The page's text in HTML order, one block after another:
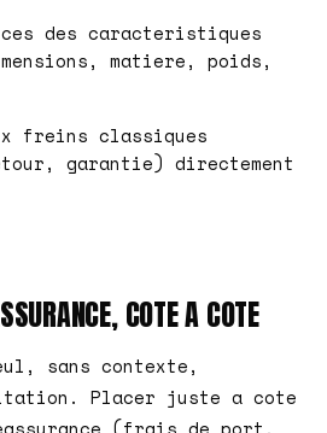
des caracteristiques
matiere, poids,
freins classiques
garantie) directement
COTE A COTE
sans contexte,
Placer juste a cote